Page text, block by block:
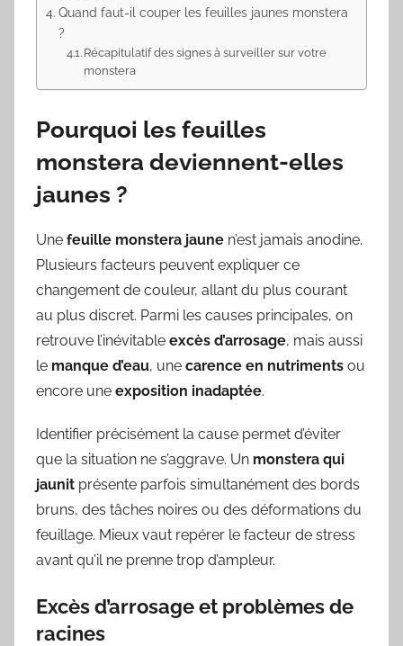
Quand faut-il couper les feuilles jaunes monstera
?
Récapitulatif des signes à surveiller sur votre
monstera
Pourquoi les feuilles
monstera deviennent-elles
jaunes ?
Une feuille monstera jaune n’est jamais anodine.
Plusieurs facteurs peuvent expliquer ce
changement de couleur, allant du plus courant
au plus discret. Parmi les causes principales, on
retrouve l’inévitable excès d’arrosage, mais aussi
le manque d’eau, une carence en nutriments ou
encore une exposition inadaptée.
Identifier précisément la cause permet d’éviter
que la situation ne s’aggrave. Un monstera qui
jaunit présente parfois simultanément des bords
bruns, des tâches noires ou des déformations du
feuillage. Mieux vaut repérer le facteur de stress
avant qu’il ne prenne trop d’ampleur.
Excès d’arrosage et problèmes de
racines